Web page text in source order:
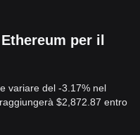
per il
variare del -3.17% nel
$2,872.87 entro